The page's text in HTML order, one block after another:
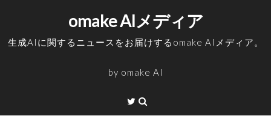
omake AIメディア
生成AIに関するニュースをお届けするomake AIメディア。
by omake AI
Twitter